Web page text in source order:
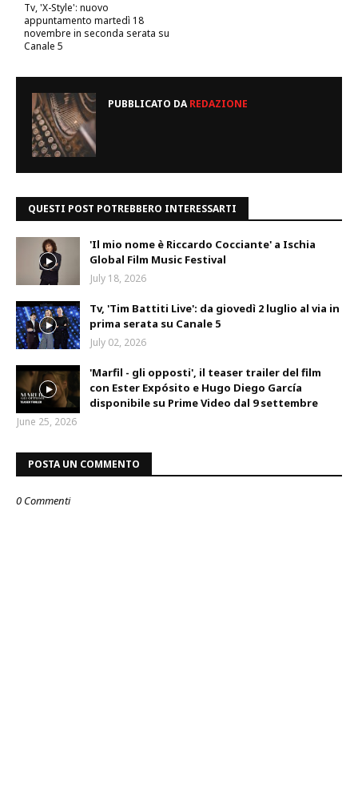
Tv, 'X-Style': nuovo
appuntamento martedì 18
novembre in seconda serata su
Canale 5
PUBBLICATO DAREDAZIONE
QUESTI POST POTREBBERO INTERESSARTI
'Il mio nome è Riccardo Cocciante' a Ischia
Global Film Music Festival
July 18, 2026
Tv, 'Tim Battiti Live': da giovedì 2 luglio al via in
prima serata su Canale 5
July 02, 2026
'Marfil - gli opposti', il teaser trailer del film
con Ester Expósito e Hugo Diego García
disponibile su Prime Video dal 9 settembre
June 25, 2026
POSTA UN COMMENTO
0 Commenti